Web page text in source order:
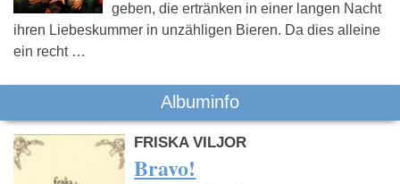
geben, die ertränken in einer langen Nacht
ihren Liebeskummer in unzähligen Bieren. Da dies alleine
ein recht …
Albuminfo
FRISKA VILJOR
Bravo!